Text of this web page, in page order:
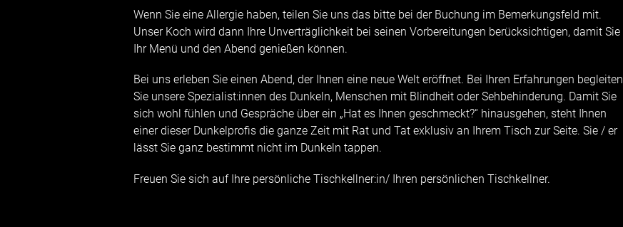
Wenn Sie eine Allergie haben, teilen Sie uns das bitte bei der Buchung im Bemerkungsfeld mit.
Unser Koch wird dann Ihre Unverträglichkeit bei seinen Vorbereitungen berücksichtigen, damit Sie
Ihr Menü und den Abend genießen können.
Bei uns erleben Sie einen Abend, der Ihnen eine neue Welt eröffnet. Bei Ihren Erfahrungen begleiten
Sie unsere Spezialist:innen des Dunkeln, Menschen mit Blindheit oder Sehbehinderung. Damit Sie
sich wohl fühlen und Gespräche über ein „Hat es Ihnen geschmeckt?“ hinausgehen, steht Ihnen
einer dieser Dunkelprofis die ganze Zeit mit Rat und Tat exklusiv an Ihrem Tisch zur Seite. Sie / er
lässt Sie ganz bestimmt nicht im Dunkeln tappen.
Freuen Sie sich auf Ihre persönliche Tischkellner:in/ Ihren persönlichen Tischkellner.